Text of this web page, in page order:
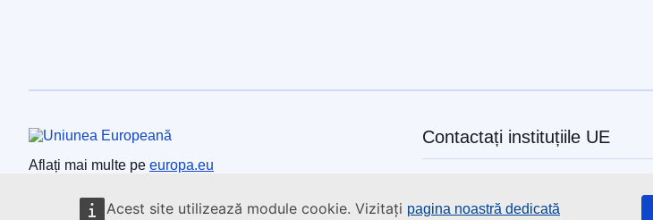
Acest site utilizează module cookie. Vizitați pagina noastră dedicată
Uniunea Europeană
Aflați mai multe pe europa.eu
Contactați instituțiile UE
Utilizați alte opțiuni telefonice